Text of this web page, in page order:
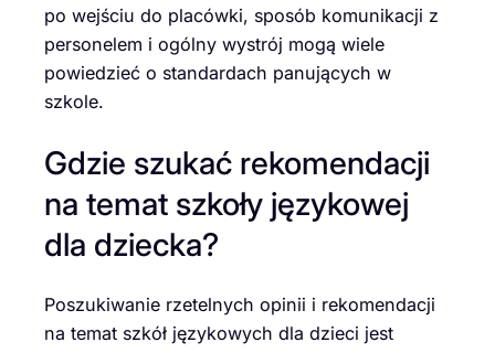
po wejściu do placówki, sposób komunikacji z
personelem i ogólny wystrój mogą wiele
powiedzieć o standardach panujących w
szkole.
Gdzie szukać rekomendacji
na temat szkoły językowej
dla dziecka?
Poszukiwanie rzetelnych opinii i rekomendacji
na temat szkół językowych dla dzieci jest